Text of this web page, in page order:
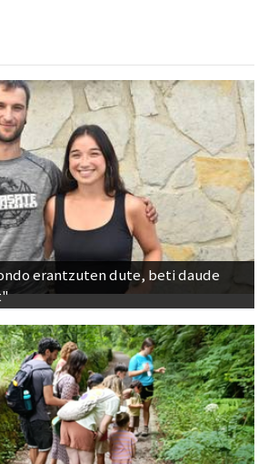
erantzuten dute, beti daude